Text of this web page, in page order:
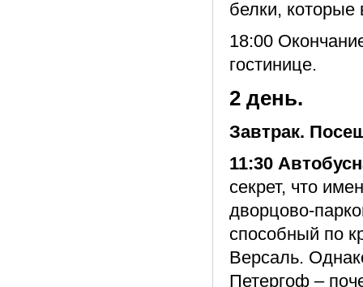
белки,
18:00
гостинице.
2 день.
Завтрак.
11:30
секрет, что
дворцово-
способный по
Версаль.
Петергоф –